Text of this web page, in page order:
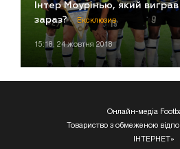
Інтер Моурінью, який
зараз?
Ексклюзив
15:18, 24 жовтня 2018
Онлайн-медіа
Товариство з обмеженою
ІНТЕРНЕТ»